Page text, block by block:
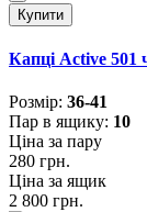
Купити
Капці Active 501
Розмiр: 36-41
Пар в ящику: 10
Ціна за пару
280 грн.
Ціна за ящик
2 800 грн.